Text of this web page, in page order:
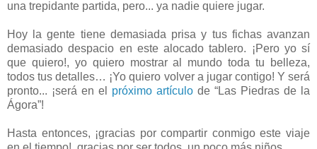
una trepidante partida, pero... ya nadie quiere jugar.
Hoy la gente tiene demasiada prisa y tus fichas avanzan
demasiado despacio en este alocado tablero. ¡Pero yo sí
que quiero!, yo quiero mostrar al mundo toda tu belleza,
todos tus detalles… ¡Yo quiero volver a jugar contigo! Y será
pronto... ¡será en el próximo artículo de “Las Piedras de la
Ágora”!
Hasta entonces, ¡gracias por compartir conmigo este viaje